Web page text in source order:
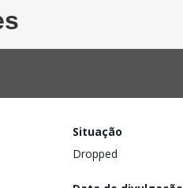
Situação
Dropped